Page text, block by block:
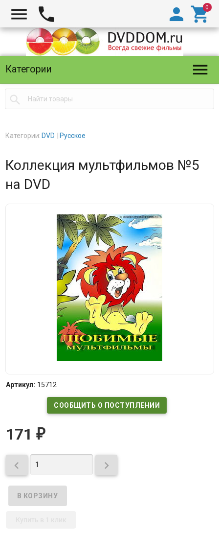
  

Категории 

Категории: DVD Русское
Коллекция мультфильмов №5
на DVD
Артикул: 15712
СООБЩИТЬ О ПОСТУПЛЕНИИ
171 ₽
 